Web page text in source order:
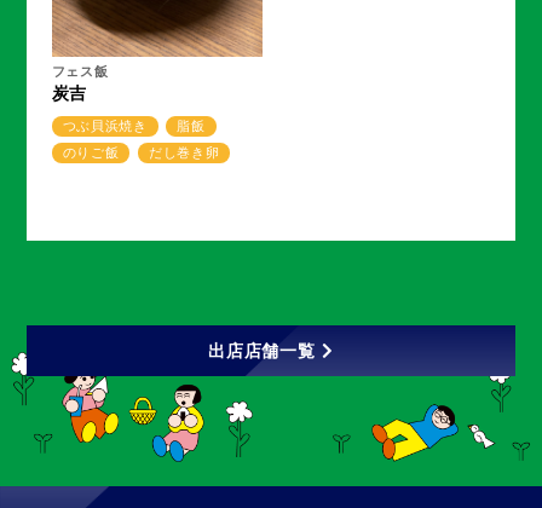
フェス飯
炭吉
つぶ貝浜焼き
脂飯
のりご飯
だし巻き卵
出店店舗一覧